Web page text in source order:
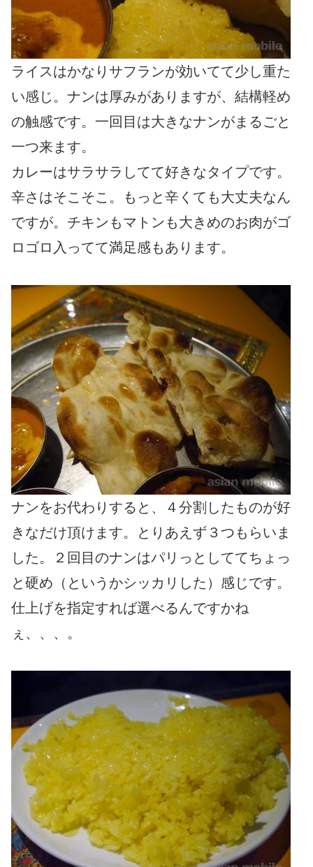
ライスはかなりサフランが効いてて少し重た
い感じ。ナンは厚みがありますが、結構軽め
の触感です。一回目は大きなナンがまるごと
一つ来ます。
カレーはサラサラしてて好きなタイプです。
辛さはそこそこ。もっと辛くても大丈夫なん
ですが。チキンもマトンも大きめのお肉がゴ
ロゴロ入ってて満足感もあります。
ナンをお代わりすると、４分割したものが好
きなだけ頂けます。とりあえず３つもらいま
した。２回目のナンはパリっとしててちょっ
と硬め（というかシッカリした）感じです。
仕上げを指定すれば選べるんですかね
ぇ、、、。